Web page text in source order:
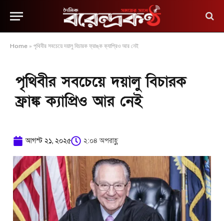
Home » পৃথিবীর সবচেয়ে দয়ালু বিচারক ফ্রাঙ্ক ক্যাপ্রিও আর নেই
পৃথিবীর সবচেয়ে দয়ালু বিচারক
ফ্রাঙ্ক ক্যাপ্রিও আর নেই
আগস্ট ২১, ২০২৫ ২:০৪ অপরাহ্ণ